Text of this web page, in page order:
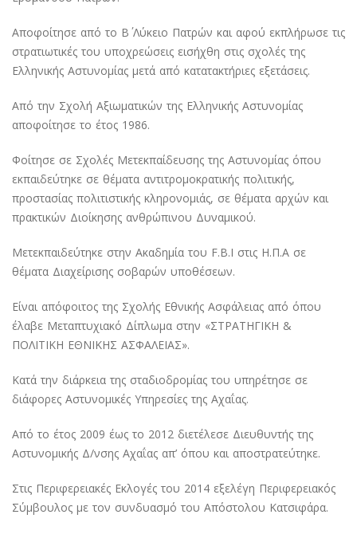
Αποφοίτησε από το Β΄ Λύκειο Πατρών και αφού εκπλήρωσε τις
στρατιωτικές του υποχρεώσεις εισήχθη στις σχολές της
Ελληνικής Αστυνομίας μετά από κατατακτήριες εξετάσεις.
Από την Σχολή Αξιωματικών της Ελληνικής Αστυνομίας
αποφοίτησε το έτος 1986.
Φοίτησε σε Σχολές Μετεκπαίδευσης της Αστυνομίας όπου
εκπαιδεύτηκε σε θέματα αντιτρομοκρατικής πολιτικής,
προστασίας πολιτιστικής κληρονομιάς, σε θέματα αρχών και
πρακτικών Διοίκησης ανθρώπινου Δυναμικού.
Μετεκπαιδεύτηκε στην Ακαδημία του F.B.I στις Η.Π.Α σε
θέματα Διαχείρισης σοβαρών υποθέσεων.
Είναι απόφοιτος της Σχολής Εθνικής Ασφάλειας από όπου
έλαβε Μεταπτυχιακό Δίπλωμα στην «ΣΤΡΑΤΗΓΙΚΗ &
ΠΟΛΙΤΙΚΗ ΕΘΝΙΚΗΣ ΑΣΦΑΛΕΙΑΣ».
Κατά την διάρκεια της σταδιοδρομίας του υπηρέτησε σε
διάφορες Αστυνομικές Υπηρεσίες της Αχαΐας.
Από το έτος 2009 έως το 2012 διετέλεσε Διευθυντής της
Αστυνομικής Δ/νσης Αχαΐας απ’ όπου και αποστρατεύτηκε.
Στις Περιφερειακές Εκλογές του 2014 εξελέγη Περιφερειακός
Σύμβουλος με τον συνδυασμό του Απόστολου Κατσιφάρα.